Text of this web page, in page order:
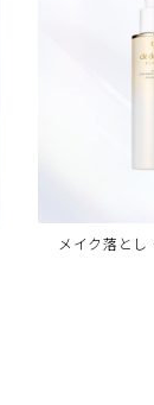
メイク落とし